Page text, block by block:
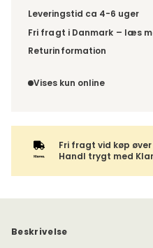
Leveringstid ca 4-6 uger
Fri fragt i Danmark – læs
Denne vare leveres til din
produkter, sendes hele
Returinformation
fortrydelsesret.
Vises kun online
Fri fragt vid køp øver
Handl trygt med
Beskrivelse